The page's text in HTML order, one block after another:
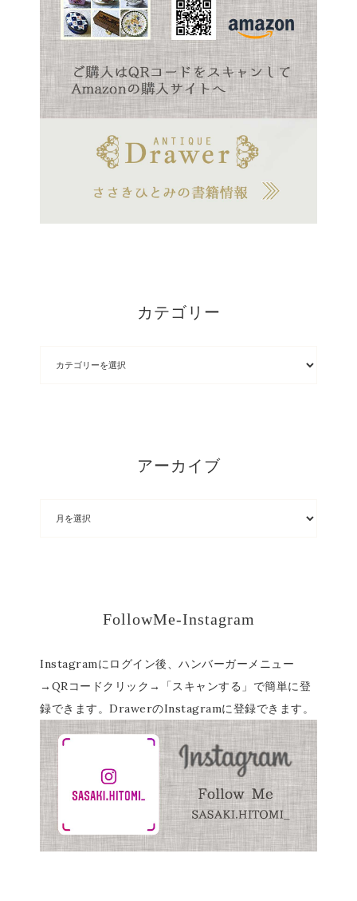
カテゴリー
アーカイブ
FollowMe-Instagram
Instagramにログイン後、ハンバーガーメニュー
→QRコードクリック→「スキャンする」で簡単に登
録できます。DrawerのInstagramに登録できます。